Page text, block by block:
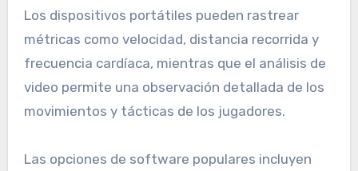
Los dispositivos portátiles pueden rastrear
métricas como velocidad, distancia recorrida y
frecuencia cardíaca, mientras que el análisis de
video permite una observación detallada de los
movimientos y tácticas de los jugadores.
Las opciones de software populares incluyen